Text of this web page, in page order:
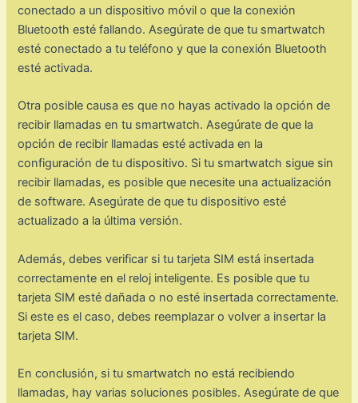
conectado a un dispositivo móvil o que la conexión
Bluetooth esté fallando. Asegúrate de que tu smartwatch
esté conectado a tu teléfono y que la conexión Bluetooth
esté activada.
Otra posible causa es que no hayas activado la opción de
recibir llamadas en tu smartwatch. Asegúrate de que la
opción de recibir llamadas esté activada en la
configuración de tu dispositivo. Si tu smartwatch sigue sin
recibir llamadas, es posible que necesite una actualización
de software. Asegúrate de que tu dispositivo esté
actualizado a la última versión.
Además, debes verificar si tu tarjeta SIM está insertada
correctamente en el reloj inteligente. Es posible que tu
tarjeta SIM esté dañada o no esté insertada correctamente.
Si este es el caso, debes reemplazar o volver a insertar la
tarjeta SIM.
En conclusión, si tu smartwatch no está recibiendo
llamadas, hay varias soluciones posibles. Asegúrate de que